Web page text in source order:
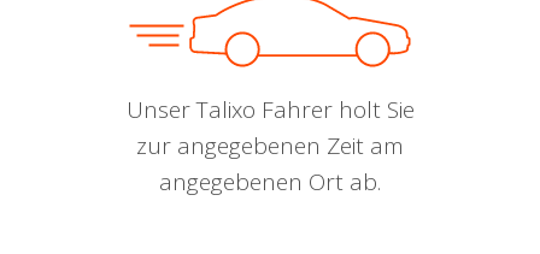
Unser Talixo Fahrer holt Sie
zur angegebenen Zeit am
angegebenen Ort ab.